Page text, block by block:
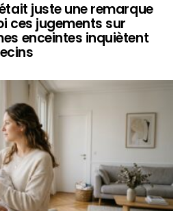
juste une remarque
ces jugements sur
enceintes inquiètent